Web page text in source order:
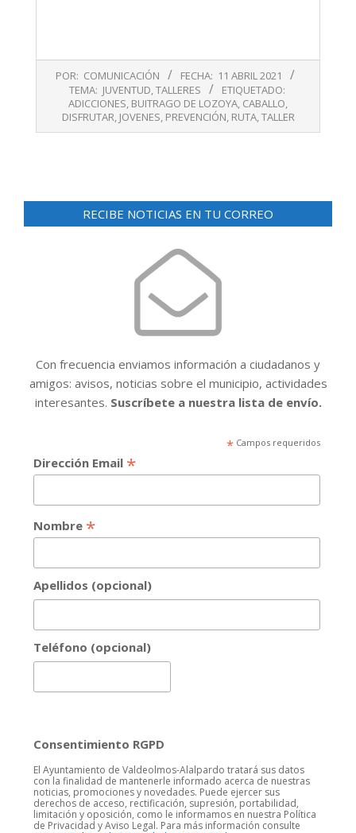
POR: COMUNICACIÓN FECHA: 11 ABRIL 2021
TEMA: JUVENTUD,TALLERES
ETIQUETADO:
ADICCIONES, BUITRAGO DE LOZOYA, CABALLO,
DISFRUTAR, JOVENES, PREVENCIÓN, RUTA,TALLER
RECIBE NOTICIAS EN TU CORREO
Con frecuencia enviamos información a ciudadanos y
amigos: avisos, noticias sobre el municipio, actividades
interesantes. Suscríbete a nuestra lista de envío.
*Campos requeridos
Dirección Email *
Nombre *
Apellidos (opcional)
Teléfono (opcional)
Consentimiento RGPD
El Ayuntamiento de Valdeolmos-Alalpardo tratará sus datos
con la finalidad de mantenerle informado acerca de nuestras
noticias, promociones y novedades. Puede ejercer sus
derechos de acceso, rectificación, supresión, portabilidad,
limitación y oposición, como le informamos en nuestra Política
de Privacidad y Aviso Legal. Para más información consulte